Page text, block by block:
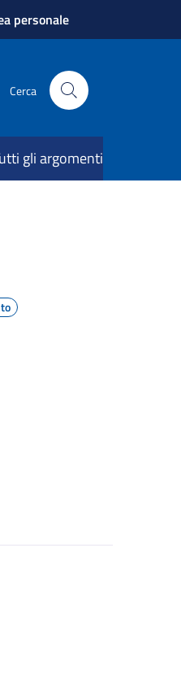
personale
Cerca
gli argomenti